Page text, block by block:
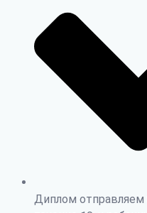
Диплом отправляем